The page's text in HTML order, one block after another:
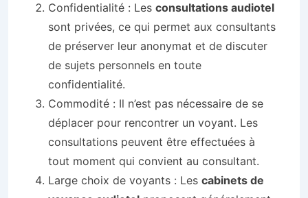
Confidentialité : Les consultations audiotel
sont privées, ce qui permet aux consultants
de préserver leur anonymat et de discuter
de sujets personnels en toute
confidentialité.
Commodité : Il n’est pas nécessaire de se
déplacer pour rencontrer un voyant. Les
consultations peuvent être effectuées à
tout moment qui convient au consultant.
Large choix de voyants : Les cabinets de